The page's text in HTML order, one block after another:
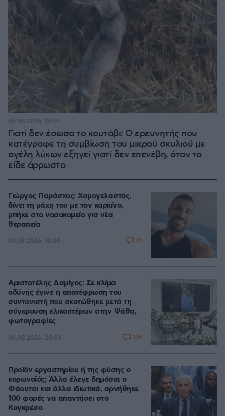
Γιατί δεν έσωσα το κουτάβι: Ο ερευνητής που
κατέγραφε τη συμβίωση του μικρού σκυλιού με
αγέλη λύκων εξηγεί γιατί δεν επενέβη, όταν το
είδε άρρωστο
06.08.2026, 19:34
Γιώργος Παράσχος: Χαμογελαστός,
δίνει τη μάχη του με τον καρκίνο,
μπήκε στο νοσοκομείο για νέα
θεραπεία
06.08.2026, 18:00 45
Αριστοτέλης Δαμίγος: Σε κλίμα
οδύνης έγινε η αποτέφρωση του
συντονιστή που σκοτώθηκε μετά τη
σύγκρουση ελικοπτέρων στην Ψάθα,
φωτογραφίες
06.08.2026, 20:03 106
Προϊόν εργαστηρίου ή της φύσης ο
κορωνοϊός; Άλλα έλεγε δημόσια ο
Φάουτσι και άλλα ιδιωτικά, αρνήθηκε
100 φορές να απαντήσει στο
Κογκρέσο